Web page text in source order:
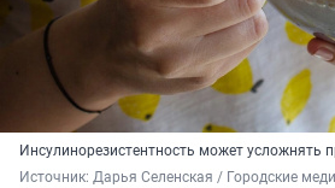
Инсулинорезистентность может усложнять
Источник: Дарья Селенская / Городские